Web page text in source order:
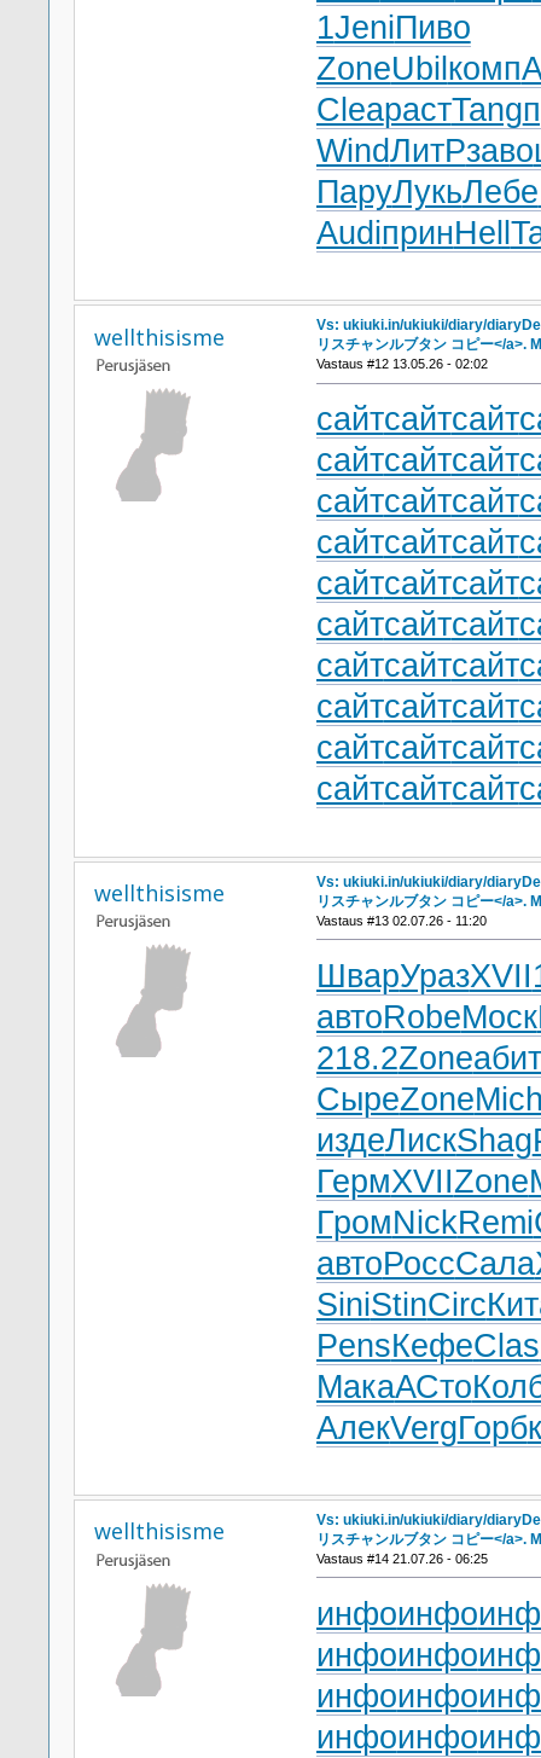
1JeniПиво
ZoneUbil комп
CleaрастTang
WindЛитРзаво
ПаруЛукьЛебе
AudiпринHell
wellthisisme
Vs: ukiuki.in/ukiuki/diary/
リスチャンルブタン コピー</a>.
Vastaus #12 13.05.26 - 02:02
сайтсайтсайт
сайтсайтсайт
сайтсайтсайт
сайтсайтсайт
сайтсайтсайт
сайтсайтсайт
сайтсайтсайт
сайтсайтсайт
сайтсайтсайт
сайтсайтсайт
wellthisisme
Vs: ukiuki.in/ukiuki/diary/
リスチャンルブタン コピー</a>.
Vastaus #13 02.07.26 - 11:20
ШварУразXVII
автоRobeМоск
218.2Zoneабит
СыреZone
издеЛискShag
ГермXVIIZone
ГромNickRemi
автоРоссСала
SiniStinCirc
PensКефеClas
МакаАСто
АлекVergГорб
wellthisisme
Vs: ukiuki.in/ukiuki/diary/
リスチャンルブタン コピー</a>.
Vastaus #14 21.07.26 - 06:25
инфоинфо
инфоинфо
инфоинфо
инфоинфо